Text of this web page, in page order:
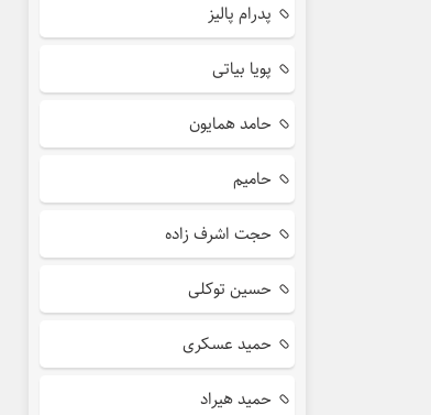
پدرام پالیز
پویا بیاتی
حامد همایون
حامیم
حجت اشرف زاده
حسین توکلی
حمید عسکری
حمید هیراد